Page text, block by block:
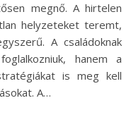
megnő. A hirtelen
helyzeteket teremt,
A családoknak
hanem a
is meg kell
A…